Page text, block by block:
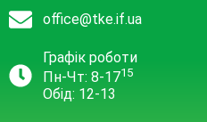
office@tke.if.ua
Графік роботи
Пн-Чт: 8-1715
Обід: 12-13